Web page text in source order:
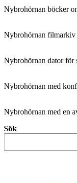
Nybrohörnan böcker
Nybrohörnan filmarkiv
Nybrohörnan dator för
Nybrohörnan med
Nybrohörnan med en
Sök